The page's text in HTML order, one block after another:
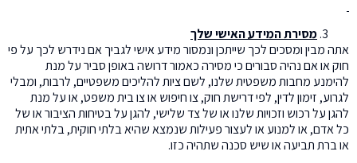
מסירת המידע האישי שלך
אתה מבין ומסכים לכך שייתכן ונמסור מידע אישי לגביך אם נידרש לכך על פי
חוק או אם נהיה סבורים כי מסירה כאמור דרושה באופן סביר על מנת
להימנע מחבות משפטית שלנו, לשם ציות להליכים משפטיים, לרבות, ומבלי
לגרוע, זימון לדין, לפי דרישת חוק, צו חיפוש או צו בית משפט, או על מנת
להגן על רכוש וזכויות שלנו או של צד שלישי, להגן על בטיחות הציבור או של
כל אדם, או למנוע או לעצור פעילות שנמצא שהיא בלתי חוקית, בלתי אתית
או ברת תביעה או שיש סכנה שתהיה כזו.